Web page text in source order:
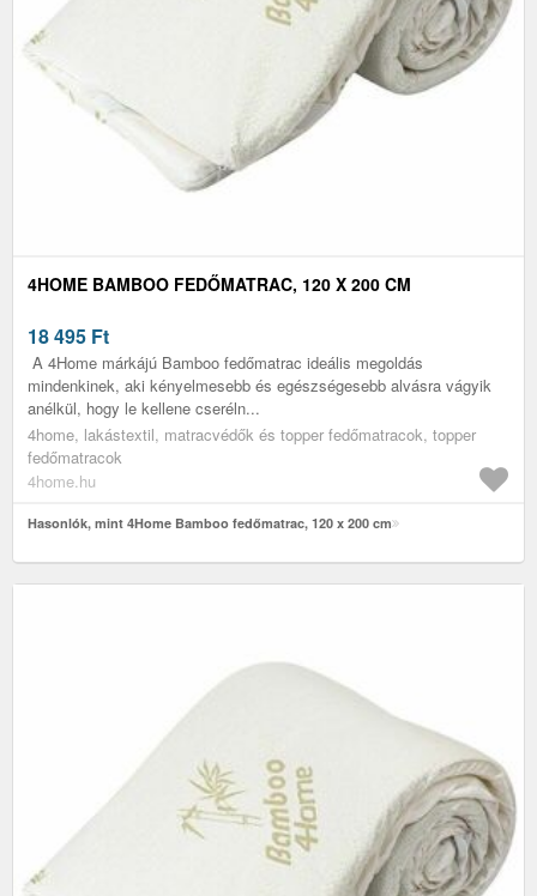
4HOME BAMBOO FEDŐMATRAC, 120 X 200 CM
18 495 Ft
A 4Home márkájú Bamboo fedőmatrac ideális megoldás
mindenkinek, aki kényelmesebb és egészségesebb alvásra vágyik
anélkül, hogy le kellene cseréln...
4home, lakástextil, matracvédők és topper fedőmatracok, topper
fedőmatracok
4home.hu
Hasonlók, mint 4Home Bamboo fedőmatrac, 120 x 200 cm